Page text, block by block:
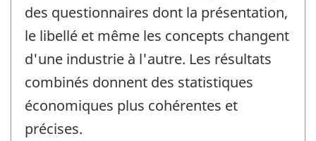
des questionnaires dont la présentation,
le libellé et même les concepts changent
d'une industrie à l'autre. Les résultats
combinés donnent des statistiques
économiques plus cohérentes et
précises.